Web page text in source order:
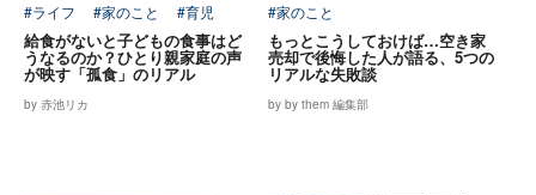
#ライフ #家のこと #育児
給食がないと子どもの食事はど
うなるのか？ひとり親家庭の声
が映す「孤食」のリアル
by 赤池リカ
#家のこと
もっとこうしておけば…空き家
売却で後悔した人が語る、5つの
リアルな失敗談
by by them 編集部